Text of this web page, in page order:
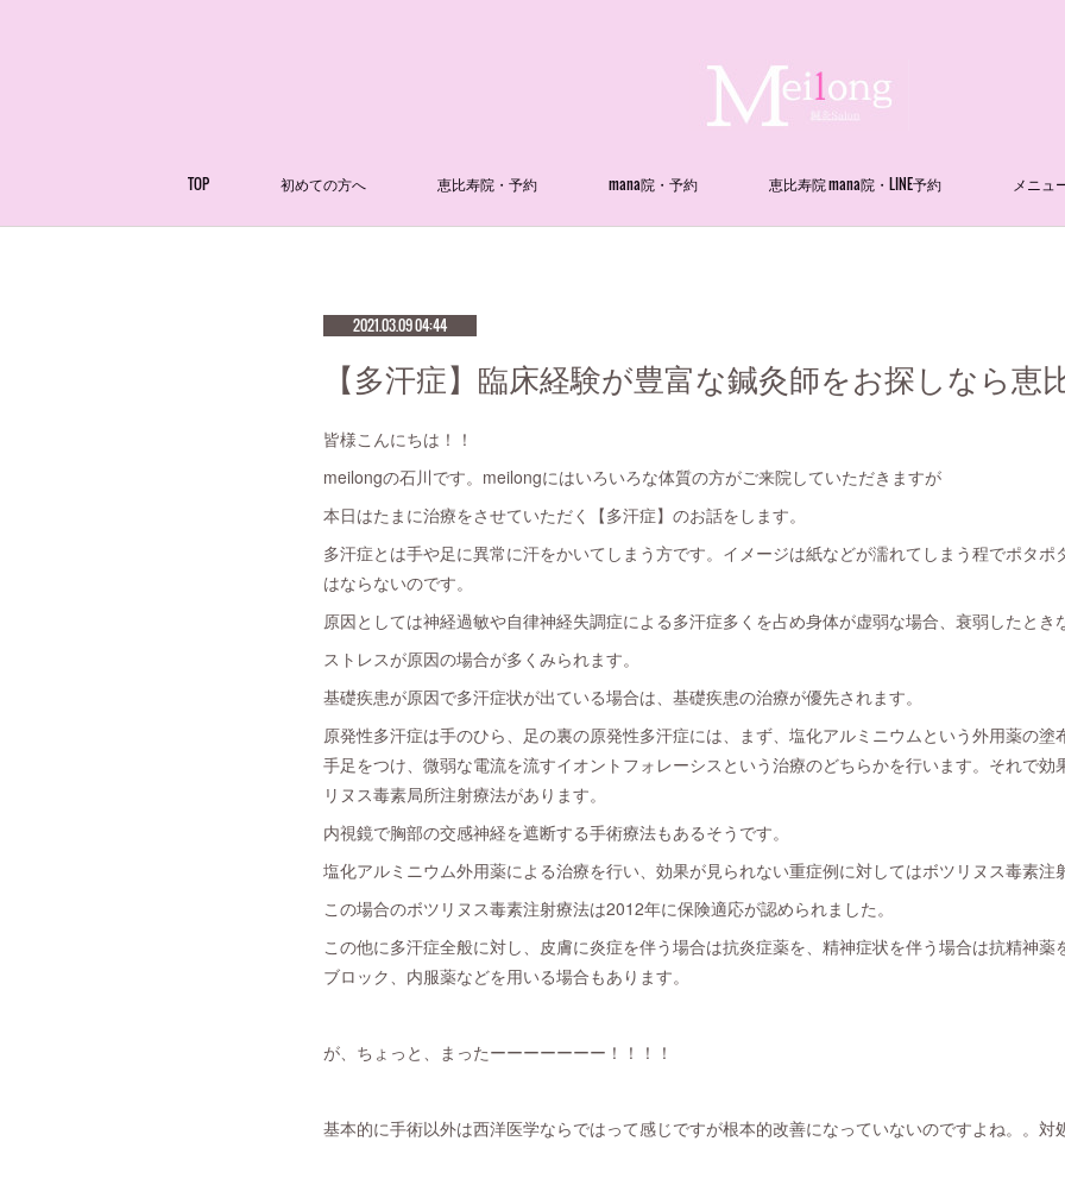
TOP 初めての方へ 恵比寿院・予約 mana院・予約 恵比寿院 mana院・LINE予約 メニュ
2021.03.09 04:44
【多汗症】臨床経験が豊富な鍼灸師をお探しなら恵
皆様こんにちは！！
meilongの石川です。meilongにはいろいろな体質の方がご来院していただきますが
本日はたまに治療をさせていただく【多汗症】のお話をします。
多汗症とは手や足に異常に汗をかいてしまう方です。イメージは紙などが濡れてしまう程でポタポ
はならないのです。
原因としては神経過敏や自律神経失調症による多汗症多くを占め身体が虚弱な場合、衰弱したとき
ストレスが原因の場合が多くみられます。
基礎疾患が原因で多汗症状が出ている場合は、基礎疾患の治療が優先されます。
原発性多汗症は手のひら、足の裏の原発性多汗症には、まず、塩化アルミニウムという外用薬の塗
手足をつけ、微弱な電流を流すイオントフォレーシスという治療のどちらかを行います。それで効
リヌス毒素局所注射療法があります。
内視鏡で胸部の交感神経を遮断する手術療法もあるそうです。
塩化アルミニウム外用薬による治療を行い、効果が見られない重症例に対してはボツリヌス毒素注
この場合のボツリヌス毒素注射療法は2012年に保険適応が認められました。
この他に多汗症全般に対し、皮膚に炎症を伴う場合は抗炎症薬を、精神症状を伴う場合は抗精神薬
ブロック、内服薬などを用いる場合もあります。
が、ちょっと、まったーーーーーーー！！！！
基本的に手術以外は西洋医学ならではって感じですが根本的改善になっていないのですよね。。対